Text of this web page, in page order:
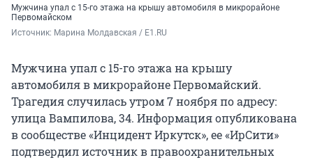
Мужчина упал с 15-го этажа на крышу автомобиля в микрорайоне
Первомайском
Источник: Марина Молдавская / E1.RU
Мужчина упал с 15-го этажа на крышу
автомобиля в микрорайоне Первомайский.
Трагедия случилась утром 7 ноября по адресу:
улица Вампилова, 34. Информация опубликована
в сообществе «Инцидент Иркутск», ее «ИрСити»
подтвердил источник в правоохранительных